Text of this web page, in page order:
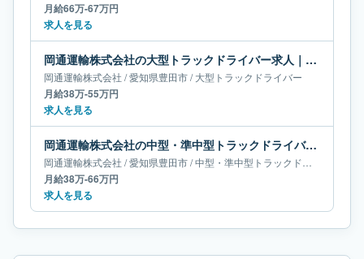
月給66万-67万円
求人を見る
岡通運輸株式会社の大型トラックドライバー求人｜愛知県豊田市｜月給38万-55万円
岡通運輸株式会社 /愛知県豊田市/大型トラックドライバー
月給38万-55万円
求人を見る
岡通運輸株式会社の中型・準中型トラックドライバー求人｜愛知県豊田市｜月給38万-66万円
岡通運輸株式会社 /愛知県豊田市/中型・準中型トラックドライバー
月給38万-66万円
求人を見る